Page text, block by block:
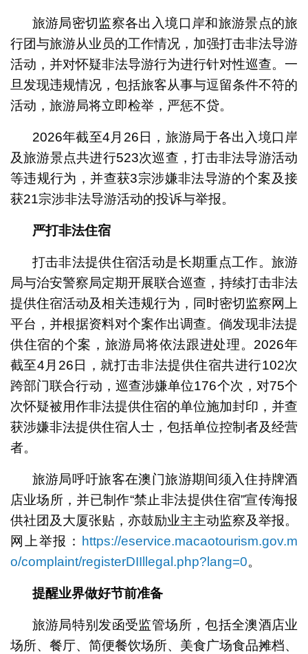
旅游局密切监察各出入境口岸和旅游景点的旅
行团与旅游从业员的工作情况，加强打击非法导游
活动，并对怀疑非法导游行为进行针对性巡查。一
旦发现违规情况，包括旅客从事与逗留条件不符的
活动，旅游局将立即检举，严惩不贷。
2026年截至4月26日，旅游局于各出入境口岸
及旅游景点共进行523次巡查，打击非法导游活动
等违规行为，并查获3宗涉嫌非法导游的个案及接
获21宗涉非法导游活动的投诉与举报。
严打非法住宿
打击非法提供住宿活动是长期重点工作。旅游
局与治安警察局定期开展联合巡查，持续打击非法
提供住宿活动及相关违规行为，同时密切监察网上
平台，并根据资料对个案作出调查。倘发现非法提
供住宿的个案，旅游局将依法跟进处理。2026年
截至4月26日，就打击非法提供住宿共进行102次
跨部门联合行动，巡查涉嫌单位176个次，对75个
次怀疑被用作非法提供住宿的单位施加封印，并查
获涉嫌非法提供住宿人士，包括单位控制者及经营
者。
旅游局呼吁旅客在澳门旅游期间须入住持牌酒
店业场所，并已制作“禁止非法提供住宿”宣传海报
供社团及大厦张贴，亦鼓励业主主动监察及举报。
网上举报：
https://eservice.macaotourism.gov.m
o/complaint/registerDIIllegal.php?lang=0。
提醒业界做好节前准备
旅游局特别发函受监管场所，包括全澳酒店业
场所、餐厅、简便餐饮场所、美食广场食品摊档、